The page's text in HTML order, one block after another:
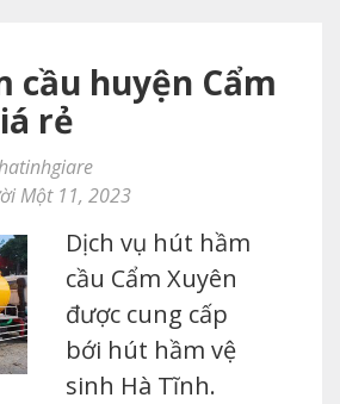
cầu huyện Cẩm
rẻ
Một 11, 2023
Dịch vụ hút hầm
cầu Cẩm Xuyên
được cung cấp
bới hút hầm vệ
sinh Hà Tĩnh.